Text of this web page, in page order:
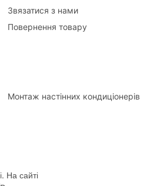
Звязатися з нами
Повернення товару
Монтаж настінних кондиціонерів
На сайті